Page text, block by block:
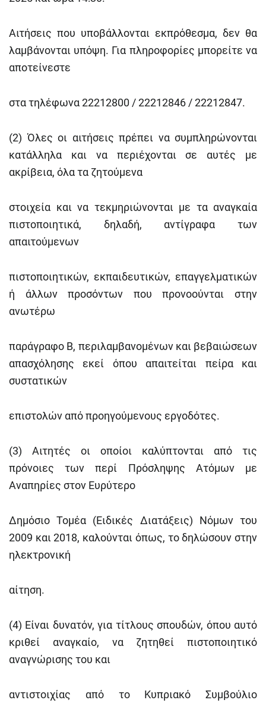
Αιτήσεις που υποβάλλονται εκπρόθεσμα, δεν θα
λαμβάνονται υπόψη. Για πληροφορίες μπορείτε να
αποτείνεστε
στα τηλέφωνα 22212800 / 22212846 / 22212847.
(2) Όλες οι αιτήσεις πρέπει να συμπληρώνονται
κατάλληλα και να περιέχονται σε αυτές με
ακρίβεια, όλα τα ζητούμενα
στοιχεία και να τεκμηριώνονται με τα αναγκαία
πιστοποιητικά, δηλαδή, αντίγραφα των
απαιτούμενων
πιστοποιητικών, εκπαιδευτικών, επαγγελματικών
ή άλλων προσόντων που προνοούνται στην
ανωτέρω
παράγραφο Β, περιλαμβανομένων και βεβαιώσεων
απασχόλησης εκεί όπου απαιτείται πείρα και
συστατικών
επιστολών από προηγούμενους εργοδότες.
(3) Αιτητές οι οποίοι καλύπτονται από τις
πρόνοιες των περί Πρόσληψης Ατόμων με
Αναπηρίες στον Ευρύτερο
Δημόσιο Τομέα (Ειδικές Διατάξεις) Νόμων του
2009 και 2018, καλούνται όπως, το δηλώσουν στην
ηλεκτρονική
αίτηση.
(4) Είναι δυνατόν, για τίτλους σπουδών, όπου αυτό
κριθεί αναγκαίο, να ζητηθεί πιστοποιητικό
αναγνώρισης του και
αντιστοιχίας από το Κυπριακό Συμβούλιο